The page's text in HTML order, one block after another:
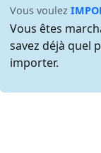
Vous voulez
Vous êtes
savez déjà quel
importer.